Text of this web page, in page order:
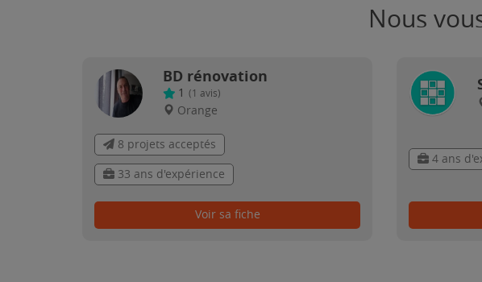
Nous
BD rénovation
1 (1 avis)
Orange
8 projets acceptés
33 ans d'expérience
Voir sa fiche
4 ans